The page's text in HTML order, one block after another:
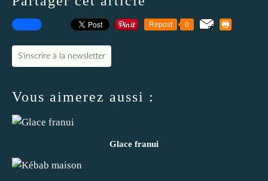
Repost 0
S'inscrire à la newsletter
Vous aimerez aussi :
Glace franui